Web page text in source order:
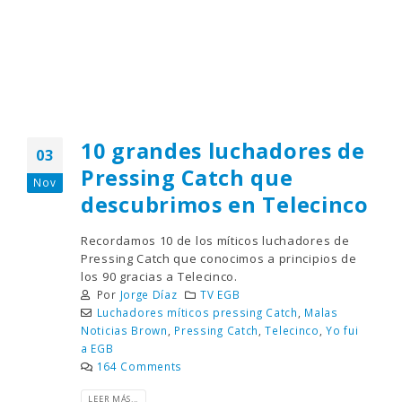
03
Nov
10 grandes luchadores de
Pressing Catch que
descubrimos en Telecinco
Recordamos 10 de los míticos luchadores de
Pressing Catch que conocimos a principios de
los 90 gracias a Telecinco.
Por Jorge Díaz
TV EGB
Luchadores míticos pressing Catch
Malas
Noticias Brown
Pressing Catch ,Telecinco ,Yo fui
a EGB
164 Comments
LEER MÁS...